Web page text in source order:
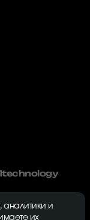
аналитики и
их